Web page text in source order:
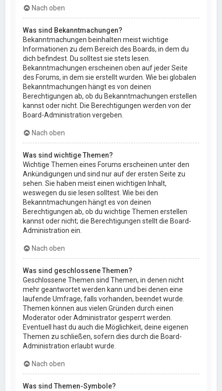
Nach oben
Was sind Bekanntmachungen?
Bekanntmachungen beinhalten meist wichtige
Informationen zu dem Bereich des Boards, in dem du
dich befindest. Du solltest sie stets lesen.
Bekanntmachungen erscheinen oben auf jeder Seite
des Forums, in dem sie erstellt wurden. Wie bei globalen
Bekanntmachungen hängt es von deinen
Berechtigungen ab, ob du Bekanntmachungen erstellen
kannst oder nicht. Die Berechtigungen werden von der
Board-Administration vergeben.
Nach oben
Was sind wichtige Themen?
Wichtige Themen eines Forums erscheinen unter den
Ankündigungen und sind nur auf der ersten Seite zu
sehen. Sie haben meist einen wichtigen Inhalt,
weswegen du sie lesen solltest. Wie bei den
Bekanntmachungen hängt es von deinen
Berechtigungen ab, ob du wichtige Themen erstellen
kannst oder nicht; die Berechtigungen stellt die Board-
Administration ein.
Nach oben
Was sind geschlossene Themen?
Geschlossene Themen sind Themen, in denen nicht
mehr geantwortet werden kann und bei denen eine
laufende Umfrage, falls vorhanden, beendet wurde.
Themen können aus vielen Gründen durch einen
Moderator oder Administrator gesperrt werden.
Eventuell hast du auch die Möglichkeit, deine eigenen
Themen zu schließen, sofern dies durch die Board-
Administration erlaubt wurde.
Nach oben
Was sind Themen-Symbole?